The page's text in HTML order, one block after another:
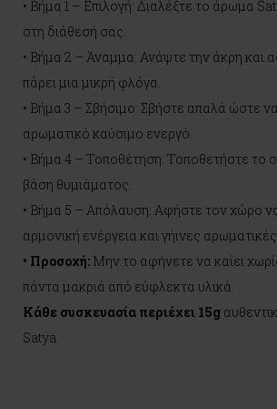
• Βήμα 1 – Επιλογή: Διαλέξτε το άρωμα
στη διάθεσή σας.
• Βήμα 2 – Άναμμα: Ανάψτε την άκρη και
πάρει μια μικρή φλόγα.
• Βήμα 3 – Σβήσιμο: Σβήστε απαλά ώστε να
αρωματικό καύσιμο ενεργό.
• Βήμα 4 – Τοποθέτηση: Τοποθετήστε το
βάση θυμιάματος.
• Βήμα 5 – Απόλαυση: Αφήστε τον χώρο
αρμονική ενέργεια και γήινες
• Προσοχή: Μην το αφήνετε να καίει
πάντα μακριά από εύφλεκτα υλικά.
Κάθε συσκευασία περιέχει 15g
Satya.